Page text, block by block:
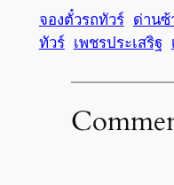
จองตั๋วรถทัวร์ ด่านซ้
ทัวร์ เพชรประเสริฐ